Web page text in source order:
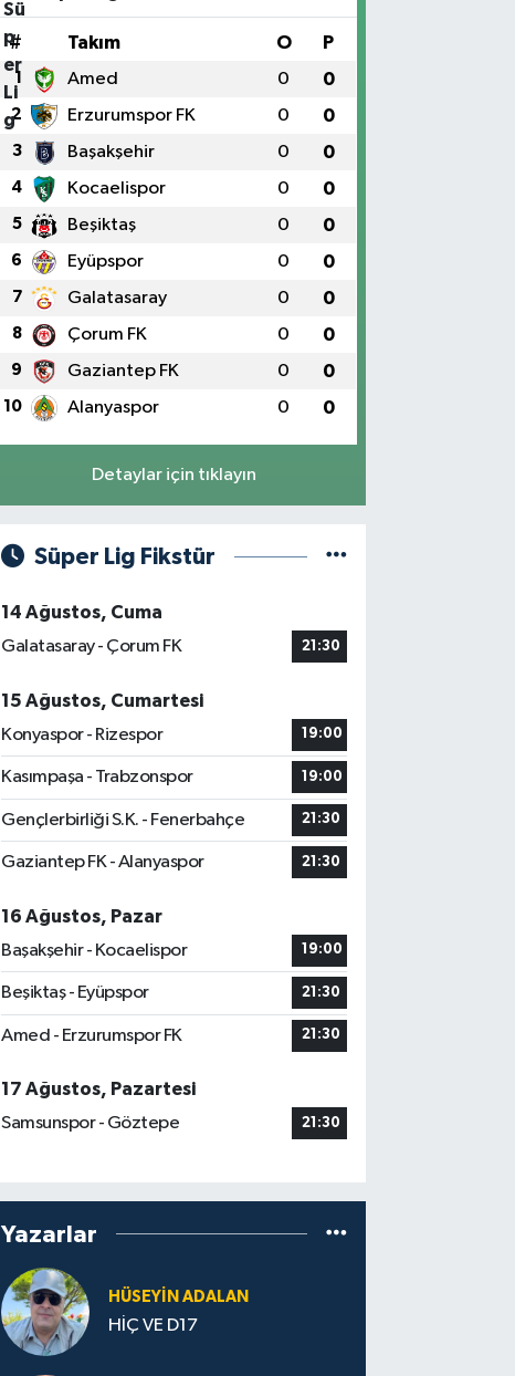
# Takım O P
1 Amed 0 0
2 Erzurumspor FK 0 0
3 Başakşehir 0 0
4 Kocaelispor 0 0
5 Beşiktaş 0 0
6 Eyüpspor 0 0
7 Galatasaray 0 0
8 Çorum FK 0 0
9 Gaziantep FK 0 0
10 Alanyaspor 0 0
Detaylar için tıklayın
Süper Lig Fikstür
14 Ağustos, Cuma
Galatasaray - Çorum FK
21:30
15 Ağustos, Cumartesi
Konyaspor - Rizespor
19:00
Kasımpaşa - Trabzonspor 19:00
Gençlerbirliği S.K. - Fenerbahçe 21:30
Gaziantep FK - Alanyaspor 21:30
16 Ağustos, Pazar
Başakşehir - Kocaelispor
19:00
Beşiktaş - Eyüpspor 21:30
Amed - Erzurumspor FK 21:30
17 Ağustos, Pazartesi
Samsunspor - Göztepe
21:30
Yazarlar
HÜSEYIN ADALAN
HİÇ VE D17